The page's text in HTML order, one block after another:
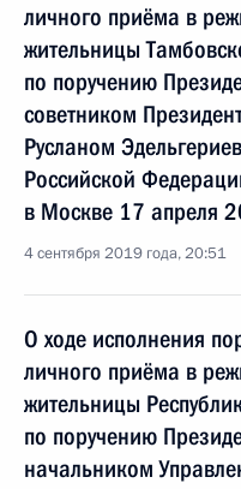
личного приёма в
жительницы
по поручению
советником
Русланом
Российской
в Москве 17 апреля
4 сентября 2019 года, 20:51
О ходе исполнения
личного приёма в
жительницы
по поручению
начальником